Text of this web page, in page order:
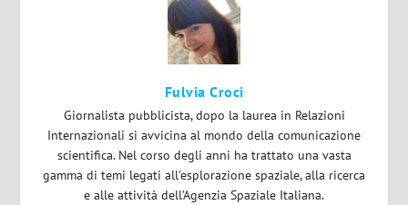
Fulvia Croci
Giornalista pubblicista, dopo la laurea in Relazioni
Internazionali si avvicina al mondo della comunicazione
scientifica. Nel corso degli anni ha trattato una vasta
gamma di temi legati all'esplorazione spaziale, alla ricerca
e alle attività dell’Agenzia Spaziale Italiana.